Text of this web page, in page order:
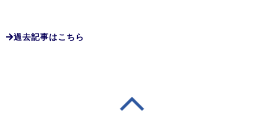
過去記事はこちら